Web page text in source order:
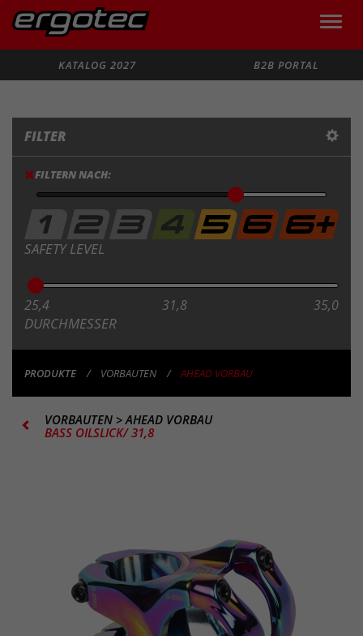
Toggle
KATALOG 2027
B2B PORTAL
FILTER
FILTERN NACH:
SAFETY LEVEL
25,4 31,8 35,0
DURCHMESSER
PRODUKTE VORBAUTEN AHEAD VORBAU
VORBAUTEN >AHEAD VORBAU
BASS OILSLICK/ 31,8